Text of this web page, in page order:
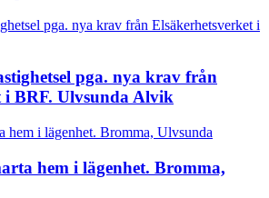
pga. nya krav från
i BRF. Ulvsunda Alvik
hem i lägenhet. Bromma,